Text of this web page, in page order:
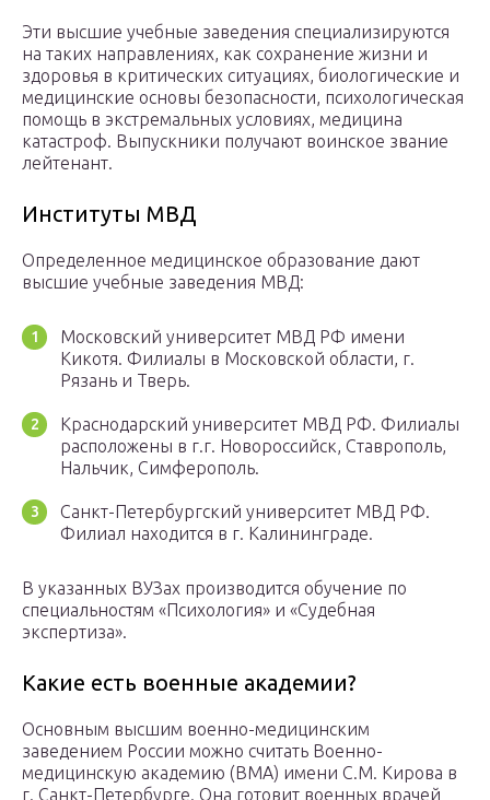
Эти высшие учебные заведения специализируются
на таких направлениях, как сохранение жизни и
здоровья в критических ситуациях, биологические и
медицинские основы безопасности, психологическая
помощь в экстремальных условиях, медицина
катастроф. Выпускники получают воинское звание
лейтенант.
Институты МВД
Определенное медицинское образование дают
высшие учебные заведения МВД:
Московский университет МВД РФ имени
Кикотя. Филиалы в Московской области, г.
Рязань и Тверь.
Краснодарский университет МВД РФ. Филиалы
расположены в г.г. Новороссийск, Ставрополь,
Нальчик, Симферополь.
Санкт-Петербургский университет МВД РФ.
Филиал находится в г. Калининграде.
В указанных ВУЗах производится обучение по
специальностям «Психология» и «Судебная
экспертиза».
Какие есть военные академии?
Основным высшим военно-медицинским
заведением России можно считать Военно-
медицинскую академию (ВМА) имени С.М. Кирова в
г. Санкт-Петербурге. Она готовит военных врачей